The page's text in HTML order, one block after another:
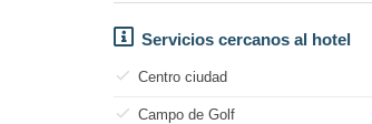
Servicios cercanos al hotel
Centro ciudad
Campo de Golf